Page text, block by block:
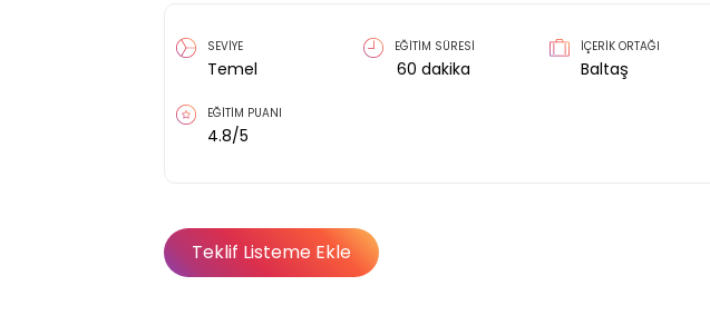
SEVİYE
Temel
EĞİTİM SÜRESİ
60 dakika
İÇERİK ORTAĞI
Baltaş
EĞİTİM PUANI
4.8/5
Teklif Listeme Ekle